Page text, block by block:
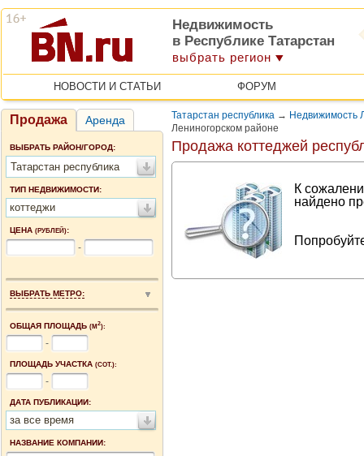
Недвижимость
в Республике Татарстан
выбрать регион
НОВОСТИ И СТАТЬИ ФОРУМ
Продажа Аренда
ВЫБРАТЬ РАЙОН/ГОРОД:
Татарстан республика
ТИП НЕДВИЖИМОСТИ:
коттеджи
ЦЕНА (РУБЛЕЙ):
-
ВЫБРАТЬ МЕТРО:
ОБЩАЯ ПЛОЩАДЬ (М2):
-
ПЛОЩАДЬ УЧАСТКА (СОТ.):
-
ДАТА ПУБЛИКАЦИИ:
за все время
НАЗВАНИЕ КОМПАНИИ:
Татарстан республика → Недвижимость
Лениногорском районе
Продажа коттеджей
К
найдено